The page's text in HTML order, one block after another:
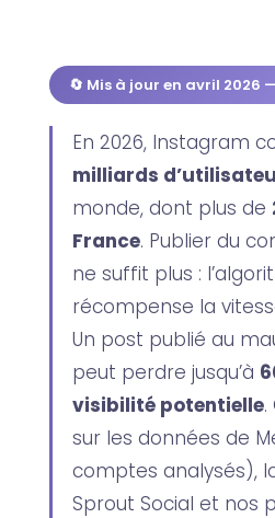
🔄 Mis à jour en avril 2026
En 2026, Instagram
milliards
monde, dont plus de
France. Publier du
ne suffit plus :
récompense la
Un post publié au
peut perdre jusqu’à
visibilité potentielle.
sur les données de
comptes analysés),
Sprout Social et nos